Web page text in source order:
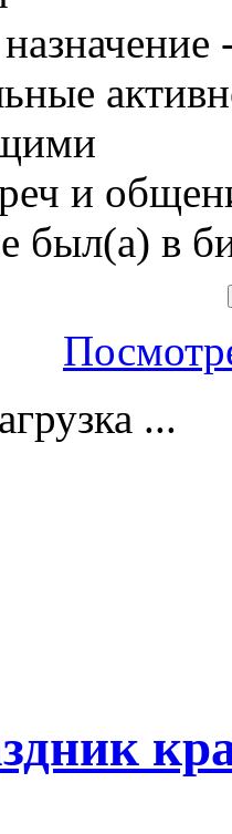
и
был(а) в
...